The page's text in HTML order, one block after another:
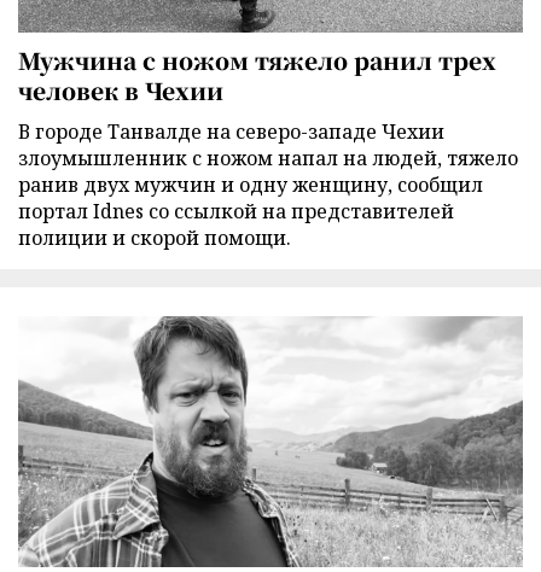
Мужчина с ножом тяжело ранил трех
человек в Чехии
В городе Танвалде на северо-западе Чехии
злоумышленник с ножом напал на людей, тяжело
ранив двух мужчин и одну женщину, сообщил
портал Idnes со ссылкой на представителей
полиции и скорой помощи.